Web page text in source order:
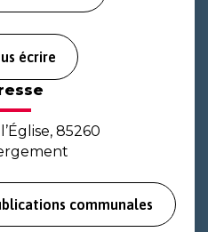
écrire
85260
communales